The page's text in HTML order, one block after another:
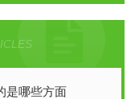
是哪些方面